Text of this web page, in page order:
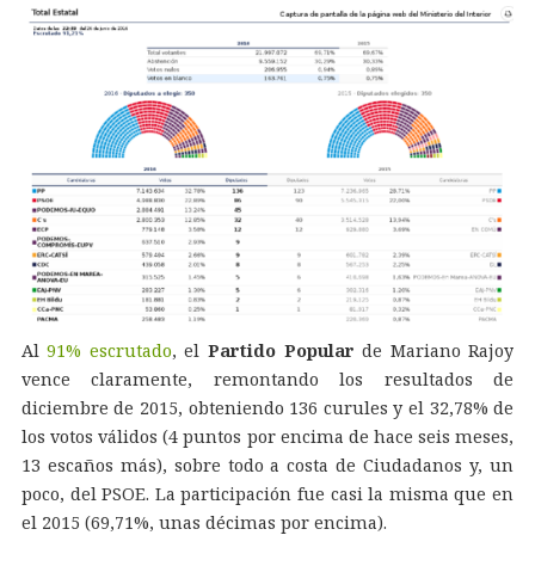
Al91% escrutado, elPartido Popular de Mariano Rajoy
vence claramente, remontando los resultados de
diciembre de 2015, obteniendo 136 curules y el 32,78% de
los votos válidos (4 puntos por encima de hace seis meses,
13 escaños más), sobre todo a costa de Ciudadanos y, un
poco, del PSOE. La participación fue casi la misma que en
el 2015 (69,71%, unas décimas por encima).